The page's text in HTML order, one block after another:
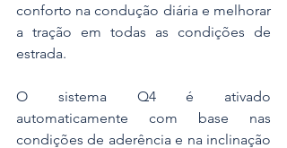
conforto na condução diária e melhorar
a tração em todas as condições de
estrada.
O sistema Q4 é ativado
automaticamente com base nas
condições de aderência e na inclinação